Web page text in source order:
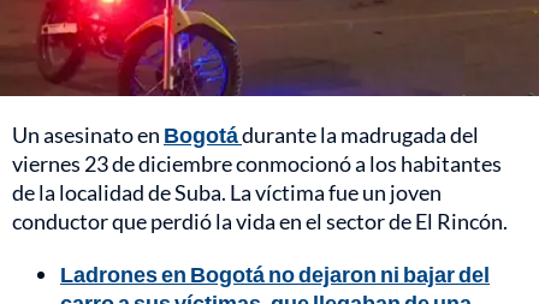
Un asesinato en Bogotádurante la madrugada del
viernes 23 de diciembre conmocionó a los habitantes
de la localidad de Suba. La víctima fue un joven
conductor que perdió la vida en el sector de El Rincón.
Ladrones en Bogotá no dejaron ni bajar del